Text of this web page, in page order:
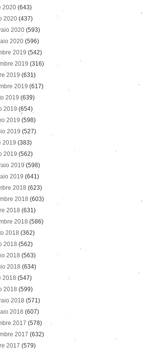
2020 (643)
2020 (437)
2020 (593)
2020 (596)
2019 (542)
2019 (316)
2019 (631)
2019 (617)
2019 (639)
2019 (654)
2019 (598)
2019 (527)
2019 (383)
2019 (562)
2019 (598)
2019 (641)
2018 (623)
2018 (603)
2018 (631)
2018 (586)
2018 (362)
2018 (562)
2018 (563)
2018 (634)
2018 (547)
2018 (599)
2018 (571)
2018 (607)
2017 (578)
2017 (632)
2017 (579)